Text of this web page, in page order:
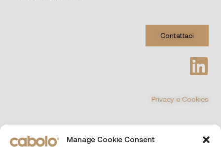
Manage Cookie Consent
Contattaci
Privacy e Cookies
COPYRIGHT 2026 All Rights Reserved